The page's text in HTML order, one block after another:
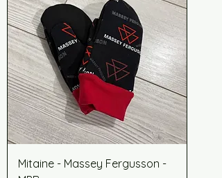
Mitaine - Massey Fergusson -